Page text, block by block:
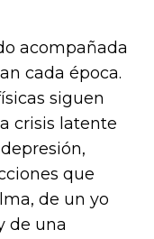
acompañada
cada época.
siguen
crisis latente
que
de un yo
de una